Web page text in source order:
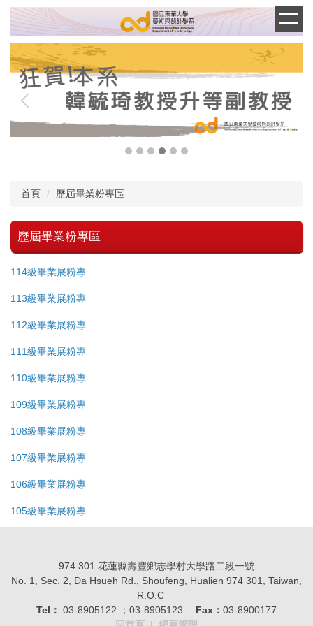
跳
到
主
內
首頁 歷屆畢業粉專區
歷屆畢業粉專區
114級畢業展粉專
113級畢業展粉專
112級畢業展粉專
111級畢業展粉專
110級畢業展粉專
109級畢業展粉專
108級畢業展粉專
107級畢業展粉專
106級畢業展粉專
105級畢業展粉專
974 301 花蓮縣壽豐鄉志學村大學路二段一號
No. 1, Sec. 2, Da Hsueh Rd., Shoufeng, Hualien 974 301, Taiwan,
R.O.C
Tel： 03-8905122 ；03-8905123 Fax： 03-8900177